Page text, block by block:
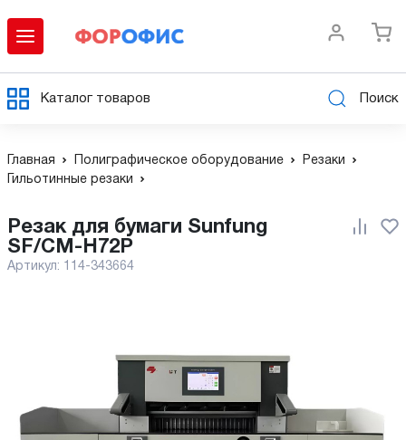
Каталог товаров Поиск
Главная Полиграфическое оборудование
Резаки
Гильотинные резаки
Резак для бумаги Sunfung
SF/CM-H72P
Артикул: 114-343664